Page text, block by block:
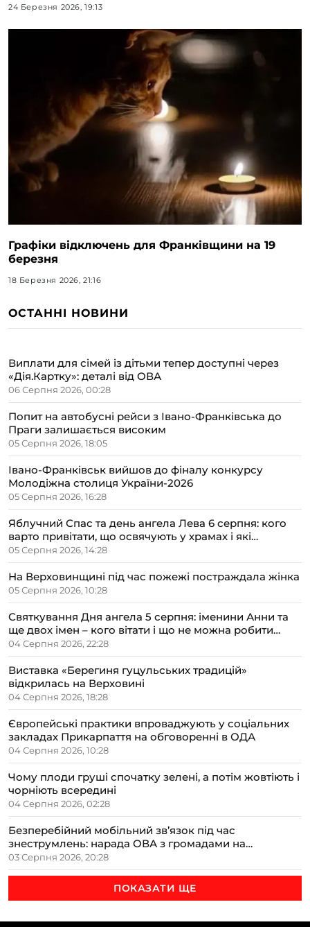
24 Березня 2026, 19:13
Графіки відключень для Франківщини на 19
березня
18 Березня 2026, 21:16
ОСТАННІ НОВИНИ
Виплати для сімей із дітьми тепер доступні через
«Дія.Картку»: деталі від ОВА
06 Серпня 2026, 00:28
Попит на автобусні рейси з Івано-Франківська до
Праги залишається високим
05 Серпня 2026, 18:05
Івано-Франківськ вийшов до фіналу конкурсу
Молодіжна столиця України-2026
05 Серпня 2026, 16:28
Яблучний Спас та день ангела Лева 6 серпня: кого
варто привітати, що освячують у храмах і які
прикмети передбачають осінь
05 Серпня 2026, 14:28
На Верховинщині під час пожежі постраждала жінка
05 Серпня 2026, 10:28
Святкування Дня ангела 5 серпня: іменини Анни та
ще двох імен – кого вітати і що не можна робити
цього дня
04 Серпня 2026, 22:28
Виставка «Берегиня гуцульських традицій»
відкрилась на Верховині
04 Серпня 2026, 18:28
Європейські практики впроваджують у соціальних
закладах Прикарпаття на обговоренні в ОДА
04 Серпня 2026, 10:28
Чому плоди груші спочатку зелені, а потім жовтіють і
чорніють всередині
04 Серпня 2026, 02:28
Безперебійний мобільний зв’язок під час
знеструмлень: нарада ОВА з громадами на
Прикарпатті
03 Серпня 2026, 20:28
ПОКАЗАТИ ЩЕ